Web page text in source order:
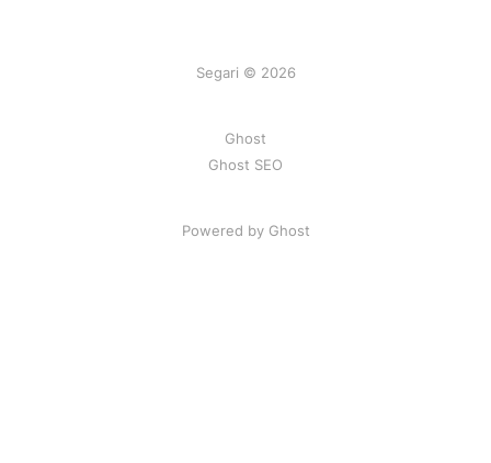
Segari © 2026
Ghost
Ghost SEO
Powered by Ghost